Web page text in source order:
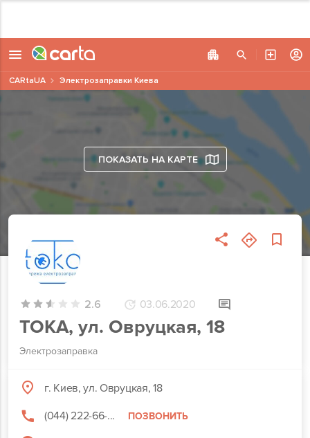
ПОКАЗАТЬ НА КАРТЕ
2.6 03.06.2020
TOKA, ул. Овруцкая, 18
Электрозаправка
г. Киев, ул. Овруцкая, 18
(044) 222-66-...
ПОЗВОНИТЬ
CARtaUA Электрозаправки Киева